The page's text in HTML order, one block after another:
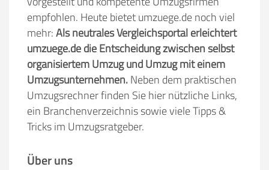
empfohlen. Heute bietet umzuege.de noch viel
mehr:Als neutrales Vergleichsportal erleichtert
umzuege.de die Entscheidung zwischen selbst
organisiertem Umzug und Umzug mit einem
Umzugsunternehmen.Neben dem praktischen
Umzugsrechner finden Sie hier nützliche Links,
ein Branchenverzeichnis sowie viele Tipps &
Tricks im Umzugsratgeber.
Über uns